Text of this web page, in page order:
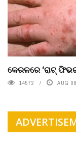
କେରଳରେ ‘ରାଟ୍
14572 AUG